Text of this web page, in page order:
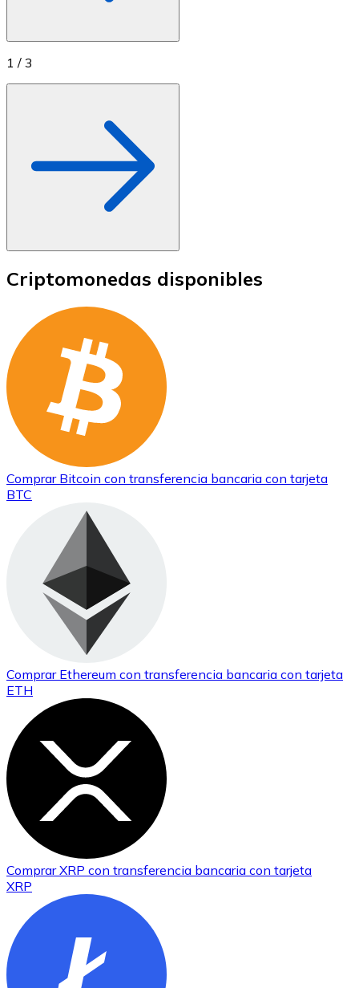
1 / 3
Criptomonedas disponibles
Comprar Bitcoin con transferencia bancaria con tarjeta
BTC
Comprar Ethereum con transferencia bancaria con tarjeta
ETH
ComprarXRP con transferencia bancaria con tarjeta
XRP